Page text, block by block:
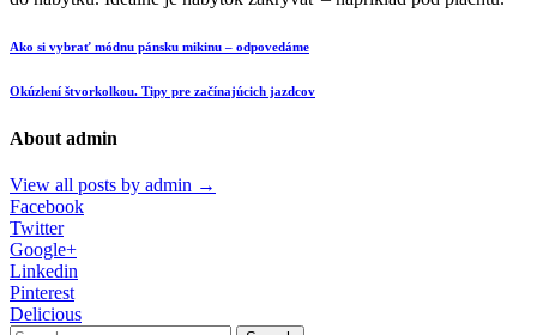
Ako si vybrať módnu pánsku mikinu – odpovedáme
Okúzlení štvorkolkou. Tipy pre začínajúcich jazdcov
About admin
View all posts by admin →
Facebook
Twitter
Google+
Linkedin
Pinterest
Delicious